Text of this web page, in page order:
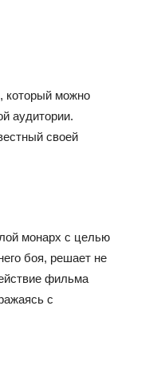
который можно
аудитории.
своей
монарх с целью
боя, решает не
фильма
с